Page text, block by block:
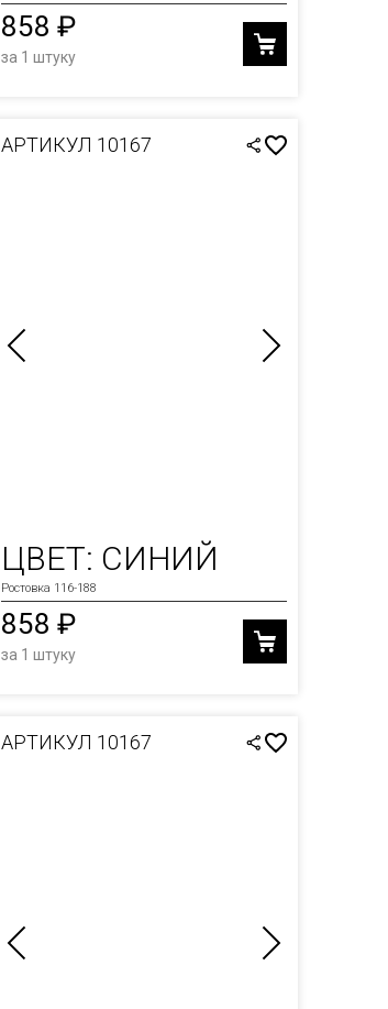
858 ₽
за 1 штуку
АРТИКУЛ 10167
ЦВЕТ: СИНИЙ
Ростовка 116-188
858 ₽
за 1 штуку
АРТИКУЛ 10167